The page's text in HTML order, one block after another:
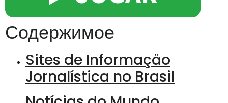
Содержимое
Sites de Informaçäo
Jornalística no Brasil